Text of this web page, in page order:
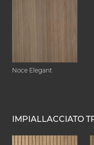
Noce Elegant
IMPIALLACCIATO